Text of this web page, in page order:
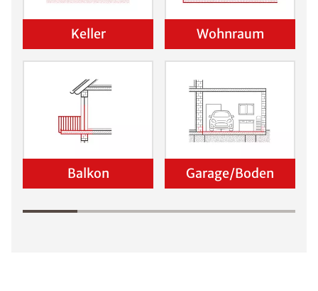
Keller Wohnraum
Balkon Garage/Boden